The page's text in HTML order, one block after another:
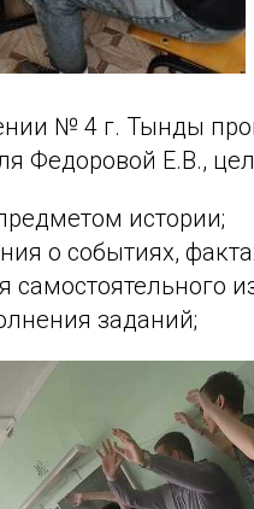
№ 4 г. Тынды
Федоровой Е.В.,
истории;
о событиях,
заданий;